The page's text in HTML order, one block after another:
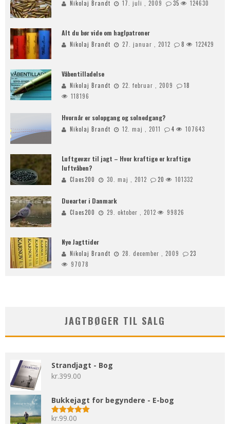
Nikolaj Brandt 17. juli , 2009 35 124630
Alt du bør vide om haglpatroner
Nikolaj Brandt 27. januar , 2012 8 122429
Våbentilladelse
Nikolaj Brandt 22. februar , 2009
18
118196
Hvornår er solopgang og solnedgang?
Nikolaj Brandt 12. maj , 2011 4 107643
Luftgevær til jagt – Hvor kraftige er kraftige
luftvåben?
Claes200 30. maj , 2012 20 101332
Duearter i Danmark
Claes200 29. oktober , 2012 99826
Nye Jagttider
Nikolaj Brandt 28. december , 2009
23
97078
JAGTBØGER TIL SALG
Strandjagt - Bog
kr.399.00
Bukkejagt for begyndere - E-bog
Vurderet
kr.99.00